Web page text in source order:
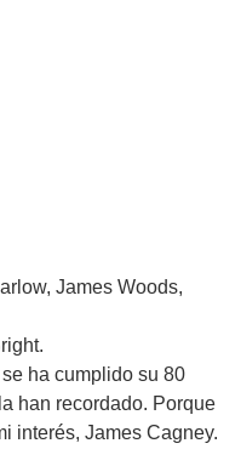
James Woods,
ha cumplido su 80
han recordado. Porque
interés, James Cagney.